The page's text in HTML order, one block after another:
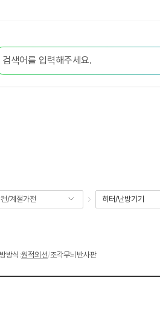
/계절가전 히터/난방기기
방식 :원적외선/조각무늬반사판